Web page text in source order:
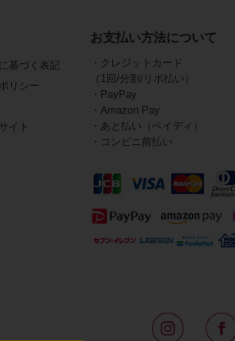
基づく表記
リシー
イト
お支払い方法について
・クレジットカード
（1回/分割/リボ払い）
・PayPay
・Amazon Pay
・あと払い（ペイディ）
・コンビニ前払い